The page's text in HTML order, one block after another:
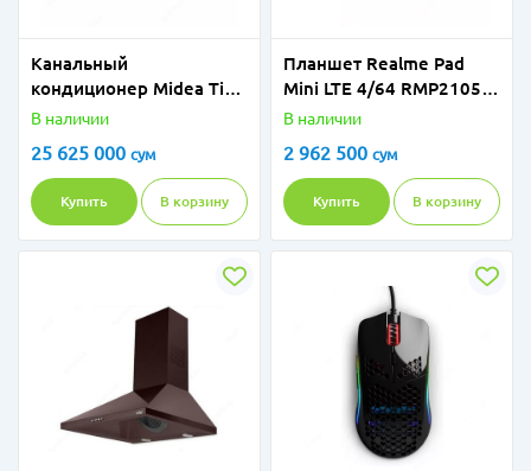
Канальный
кондиционер Midea Tiba
Inverter 48 000 Btu
В наличии
25 625 000 сум
Купить В корзину
Планшет Realme Pad
Mini LTE 4/64 RMP2105
Grey
В наличии
2 962 500 сум
Купить В корзину